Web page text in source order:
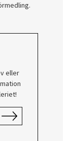
.
eller